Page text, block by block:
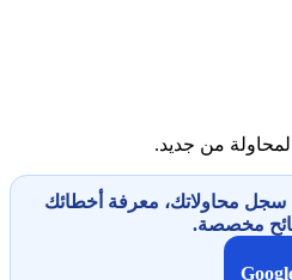
من جديد.
محاولاتك، معرفة أخطائك
مخصصة.